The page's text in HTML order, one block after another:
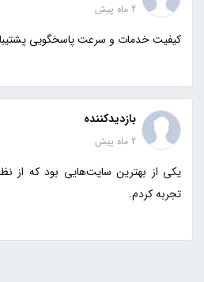
2 ماه پیش
کیفیت خدمات و سرعت پاسخگویی
بازدیدکننده
2 ماه پیش
یکی از بهترین سایت‌هایی بود که از
تجربه کردم.